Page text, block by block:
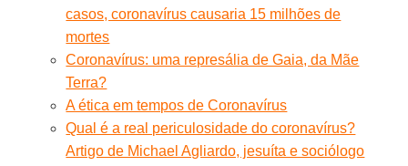
casos, coronavírus causaria 15 milhões de
mortes
Coronavírus: uma represália de Gaia, da Mãe
Terra?
A ética em tempos de Coronavírus
Qual é a real periculosidade do coronavírus?
Artigo de Michael Agliardo, jesuíta e sociólogo